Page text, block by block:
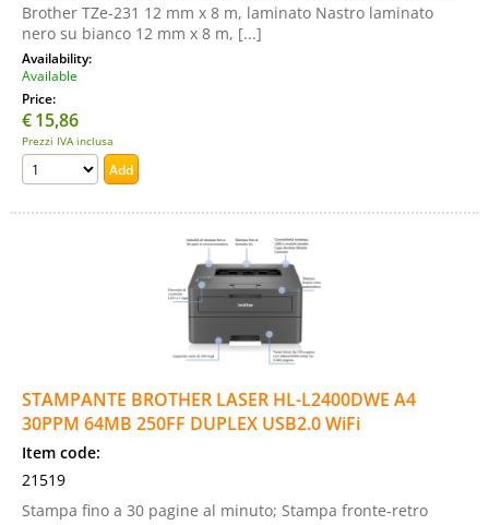
Brother TZe-231 12 mm x 8 m, laminato Nastro laminato
nero su bianco 12 mm x 8 m, [...]
Availability:
Available
Price:
€15,86
Prezzi IVA inclusa
STAMPANTE BROTHER LASER HL-L2400DWE A4
30PPM 64MB 250FF DUPLEX USB2.0 WiFi
Item code:
21519
Stampa fino a 30 pagine al minuto; Stampa fronte-retro